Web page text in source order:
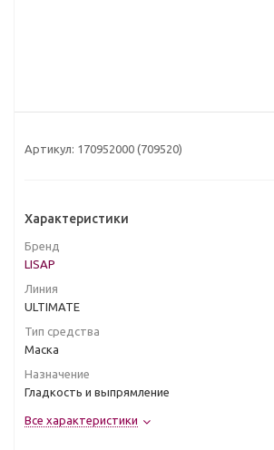
Артикул: 170952000 (709520)
Характеристики
Бренд
LISAP
Линия
ULTIMATE
Тип средства
Маска
Назначение
Гладкость и выпрямление
Все характеристики